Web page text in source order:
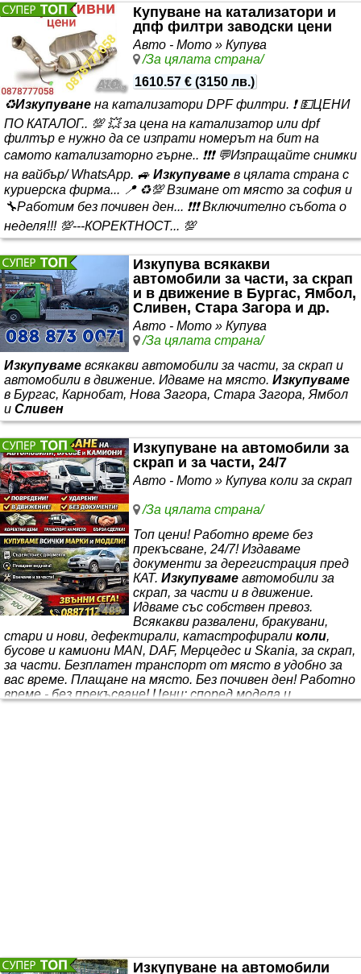
Купуване на катализатори и
дпф филтри заводски цени
Авто - Мото » Купува
/За цялата страна/
1610.57 € (3150 лв.)
♻️Изкупуване на катализатори DPF филтри. ❗ 💵ЦЕНИ
ПО КАТАЛОГ.. 💯 💥 за цена на катализатор или dpf
филтър е нужно да се изпрати номерът на бит на
самото катализаторно гърне.. ❗❗❗ 💬Изпращайте снимки
на вайбър/ WhatsApp. 🚙 Изкупуваме в цялата страна с
куриерска фирма... 📍 ♻️💯 Взимане от място за софия и
🔧Работим без почивен ден... ❗❗❗ Включително събота о
неделя!!! 💯---КОРЕКТНОСТ... 💯
Изкупува всякакви
автомобили за части, за скрап
и в движение в Бургас, Ямбол,
Сливен, Стара Загора и др.
Авто - Мото » Купува
/За цялата страна/
Изкупуваме всякакви автомобили за части, за скрап и
автомобили в движение. Идваме на място. Изкупуваме
в Бургас, Карнобат, Нова Загора, Стара Загора, Ямбол
и Сливен
Изкупуване на автомобили за
скрап и за части, 24/7
Авто - Мото » Купува коли за скрап
/За цялата страна/
Топ цени! Работно време без
прекъсване, 24/7! Издаваме
документи за дерегистрация пред
КАТ. Изкупуваме автомобили за
скрап, за части и в движение.
Идваме със собствен превоз.
Всякакви развалени, бракувани,
стари и нови, дефектирали, катастрофирали коли,
бусове и камиони MАN, DAF, Мерцедес и Skania, за скрап,
за части. Безплатен транспорт от място в удобно за
вас време. Плащане на място. Без почивен ден! Работно
време - без прекъсване! Цени: според модела и
Изкупуване на автомобили